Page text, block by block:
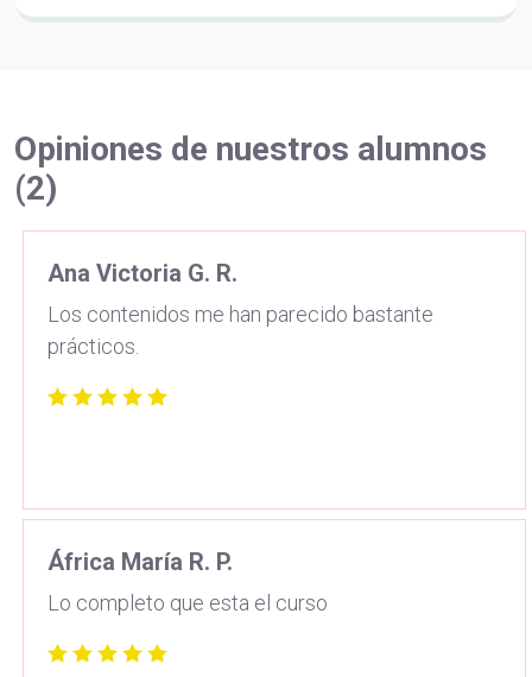
Opiniones de nuestros alumnos
(2)
Ana Victoria G. R.
Los contenidos me han parecido bastante
prácticos.
África María R. P.
Lo completo que esta el curso